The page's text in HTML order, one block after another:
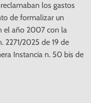
los gastos
de formalizar un
el año 2007 con la
2271/2025 de 19 de
Instancia n. 50 bis de